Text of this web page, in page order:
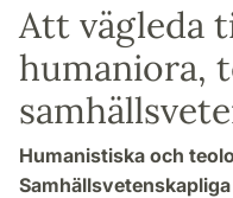
Att vägleda
humaniora,
Humanistiska och